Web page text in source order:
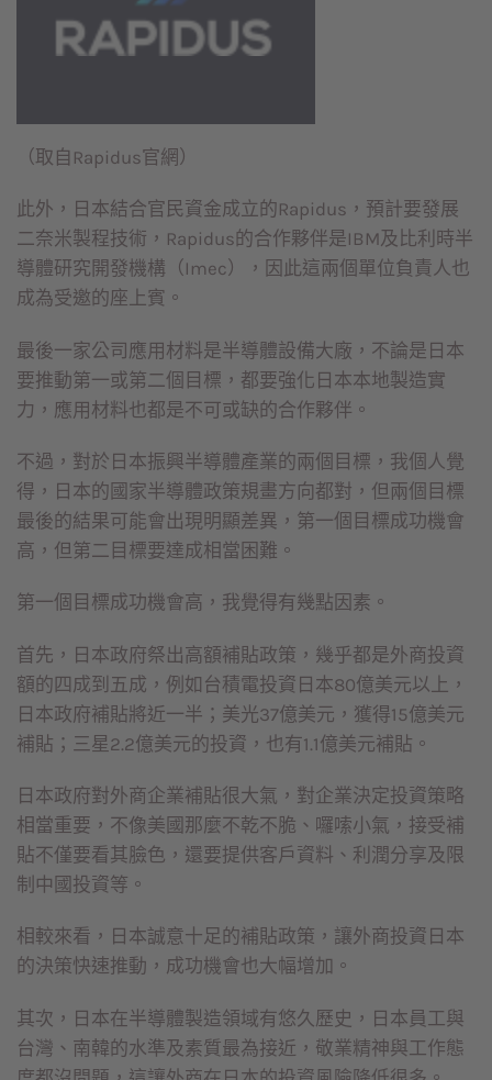
（取自Rapidus官網）
此外，日本結合官民資金成立的Rapidus，預計要發展
二奈米製程技術，Rapidus的合作夥伴是IBM及比利時半
導體研究開發機構（Imec），因此這兩個單位負責人也
成為受邀的座上賓。
最後一家公司應用材料是半導體設備大廠，不論是日本
要推動第一或第二個目標，都要強化日本本地製造實
力，應用材料也都是不可或缺的合作夥伴。
不過，對於日本振興半導體產業的兩個目標，我個人覺
得，日本的國家半導體政策規畫方向都對，但兩個目標
最後的結果可能會出現明顯差異，第一個目標成功機會
高，但第二目標要達成相當困難。
第一個目標成功機會高，我覺得有幾點因素。
首先，日本政府祭出高額補貼政策，幾乎都是外商投資
額的四成到五成，例如台積電投資日本80億美元以上，
日本政府補貼將近一半；美光37億美元，獲得15億美元
補貼；三星2.2億美元的投資，也有1.1億美元補貼。
日本政府對外商企業補貼很大氣，對企業決定投資策略
相當重要，不像美國那麼不乾不脆、囉嗦小氣，接受補
貼不僅要看其臉色，還要提供客戶資料、利潤分享及限
制中國投資等。
相較來看，日本誠意十足的補貼政策，讓外商投資日本
的決策快速推動，成功機會也大幅增加。
其次，日本在半導體製造領域有悠久歷史，日本員工與
台灣、南韓的水準及素質最為接近，敬業精神與工作態